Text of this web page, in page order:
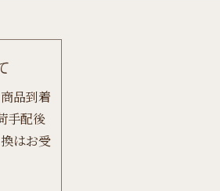
品到着
手配後
はお受